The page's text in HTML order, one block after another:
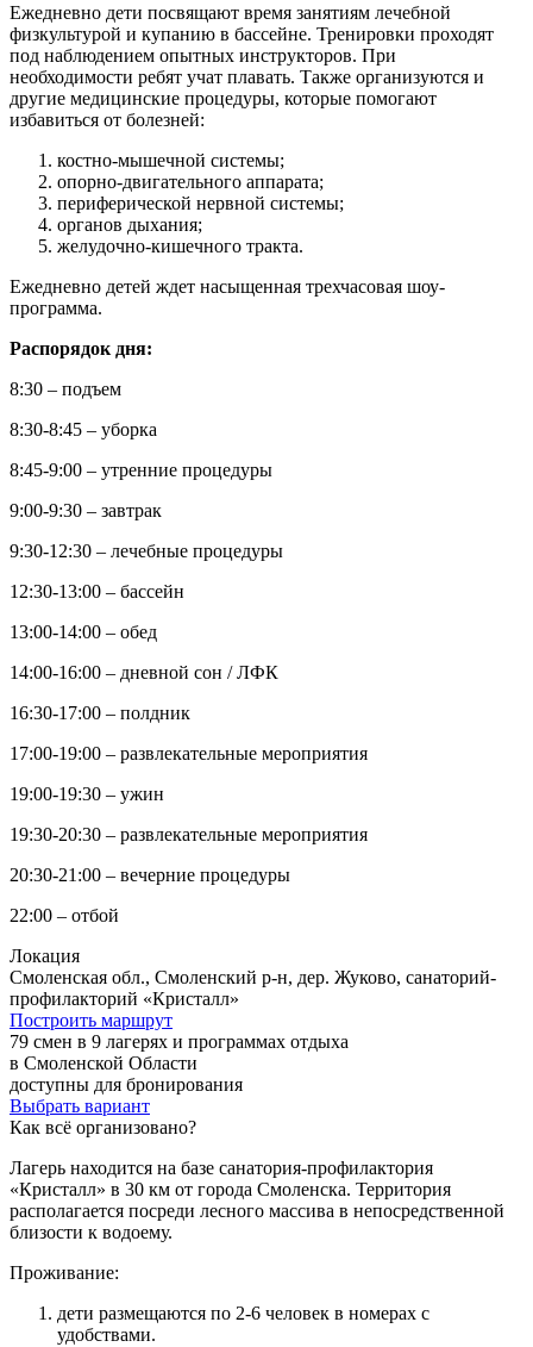
Ежедневно дети посвящают время занятиям лечебной
физкультурой и купанию в бассейне. Тренировки проходят
под наблюдением опытных инструкторов. При
необходимости ребят учат плавать. Также организуются и
другие медицинские процедуры, которые помогают
избавиться от болезней:
костно-мышечной системы;
опорно-двигательного аппарата;
периферической нервной системы;
органов дыхания;
желудочно-кишечного тракта.
Ежедневно детей ждет насыщенная трехчасовая шоу-
программа.
Распорядок дня:
8:30 – подъем
8:30-8:45 – уборка
8:45-9:00 – утренние процедуры
9:00-9:30 – завтрак
9:30-12:30 – лечебные процедуры
12:30-13:00 – бассейн
13:00-14:00 – обед
14:00-16:00 – дневной сон / ЛФК
16:30-17:00 – полдник
17:00-19:00 – развлекательные мероприятия
19:00-19:30 – ужин
19:30-20:30 – развлекательные мероприятия
20:30-21:00 – вечерние процедуры
22:00 – отбой
Локация
Смоленская обл., Смоленский р-н, дер. Жуково, санаторий-
профилакторий «Кристалл»
Построить маршрут
79 смен в 9 лагерях и программах отдыха
в Смоленской Области
доступны для бронирования
Выбрать вариант
Как всё организовано?
Лагерь находится на базе санатория-профилактория
«Кристалл» в 30 км от города Смоленска. Территория
располагается посреди лесного массива в непосредственной
близости к водоему.
Проживание:
дети размещаются по 2-6 человек в номерах с
удобствами.